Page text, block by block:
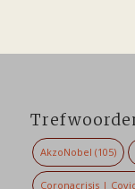
AkzoNobel (105)
Coronacrisis |